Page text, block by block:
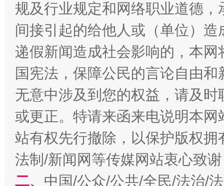
在谋一域中谋全局
今
习近平的博鳌关键词
魏明亮
规及行业规定和网络职业道德
间接引起的给他人或（单位）
递假新闻造成社会影响的，本
国宪法，保障公民的言论自由
无意中涉及到您的权益，请及
或更正。特请来函来电说明本
站有权先行撤除，以保护版权
法制/新闻网等传媒网站衷心致
二、 中国/公众/公共/全民/法治/